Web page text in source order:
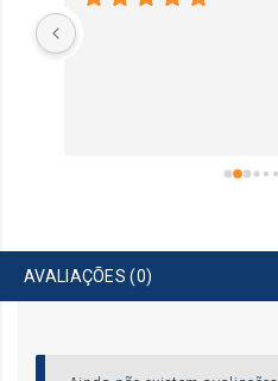
AVALIAÇÕES (0)